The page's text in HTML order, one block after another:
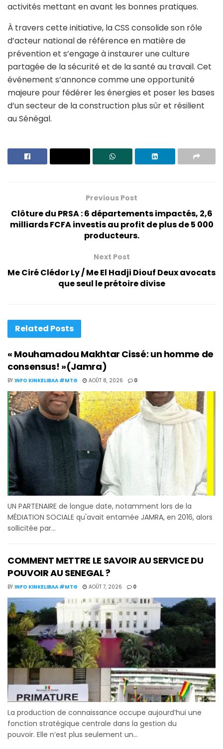
activités mettant en avant les bonnes pratiques.
À travers cette initiative, la CSS consolide son rôle
d’acteur national de référence en matière de
prévention et s’engage à instaurer une culture
partagée de la sécurité et de la santé au travail. Cet
événement s’annonce comme une opportunité
majeure pour fédérer les énergies et poser les bases
d’un secteur de la construction plus sûr et résilient
au Sénégal.
Previous Post
Clôture du PRSA : 6 départements impactés, 2,6
milliards FCFA investis au profit de plus de 5 000
producteurs.
Next Post
Me Ciré Clédor Ly / Me El Hadji Diouf Deux avocats
que seul le prétoire divise
Related Posts
« Mouhamadou Makhtar Cissé: un homme de
consensus! »(Jamra)
BY INFO KINKELIBAA #MTG AOÛT 8, 2026 0
UN PARTENAIRE de longue date, notamment lors de la
MÉDIATION SOCIALE qu'avait entamée JAMRA, en 2016, alors
sollicitée par...
COMMENT METTRE LE SAVOIR AU SERVICE DU
POUVOIR AU SENEGAL ?
BY INFO KINKELIBAA #MTG AOÛT 7, 2026 0
La production de connaissance occupe aujourd’hui une
fonction stratégique centrale dans la gestion du
pouvoir. Elle n’est plus seulement un...